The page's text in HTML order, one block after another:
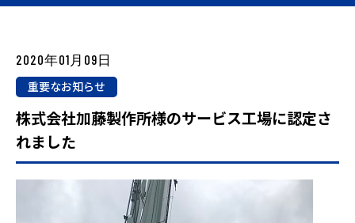
2020年01月09日
重要なお知らせ
株式会社加藤製作所様のサービス工場に認定さ
れました